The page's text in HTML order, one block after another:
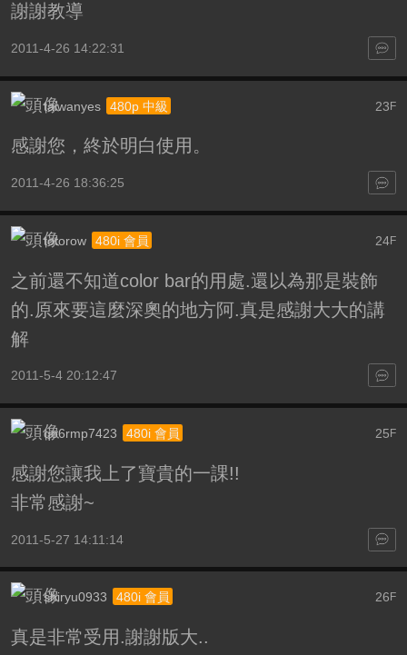
謝謝教導
2011-4-26 14:22:31
23F
taiwanyes 480p 中級
感謝您，終於明白使用。
2011-4-26 18:36:25
24F
totorow 480i 會員
之前還不知道color bar的用處.還以為那是裝飾
的.原來要這麼深奧的地方阿.真是感謝大大的講
解
2011-5-4 20:12:47
25 F
qo6rmp7423 480i 會員
感謝您讓我上了寶貴的一課!!
非常感謝~
2011-5-27 14:11:14
26 F
shiryu0933 480i 會員
真是非常受用.謝謝版大..